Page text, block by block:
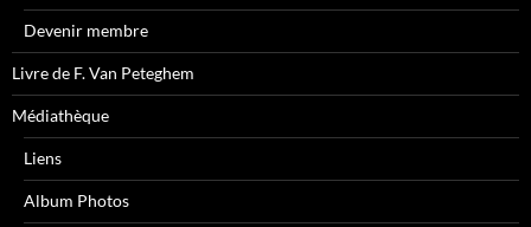
Devenir membre
Livre de F. Van Peteghem
Médiathèque
Liens
Album Photos